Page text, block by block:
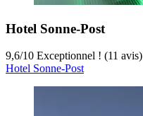
Hotel Sonne-Post
9,6/10 Exceptionnel ! (11 avis)
Hotel Sonne-Post